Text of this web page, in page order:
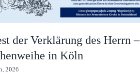
der Verklärung des Herrn –
in Köln
2026